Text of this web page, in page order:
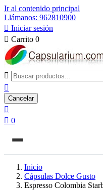
Ir al contenido principal
Llámanos: 962810900
 Iniciar sesión
 Carrito 0


Cancelar

 0
Inicio
Cápsulas Dolce Gusto
Espresso Colombia